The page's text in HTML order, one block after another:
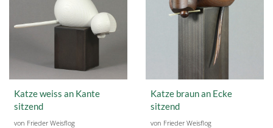
Katze weiss an Kante
sitzend
von Frieder Weisflog
Katze braun an Ecke
sitzend
von Frieder Weisflog